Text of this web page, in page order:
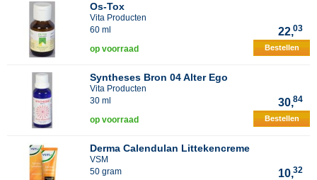
Os-Tox
Vita Producten
60 ml
22,03
op voorraad Bestellen
Syntheses Bron 04 Alter Ego
Vita Producten
30 ml
30,84
op voorraad Bestellen
Derma Calendulan Littekencreme
VSM
50 gram
10,32